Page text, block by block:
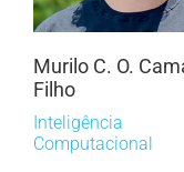
Murilo C. O.
Filho
Inteligência
Computacional